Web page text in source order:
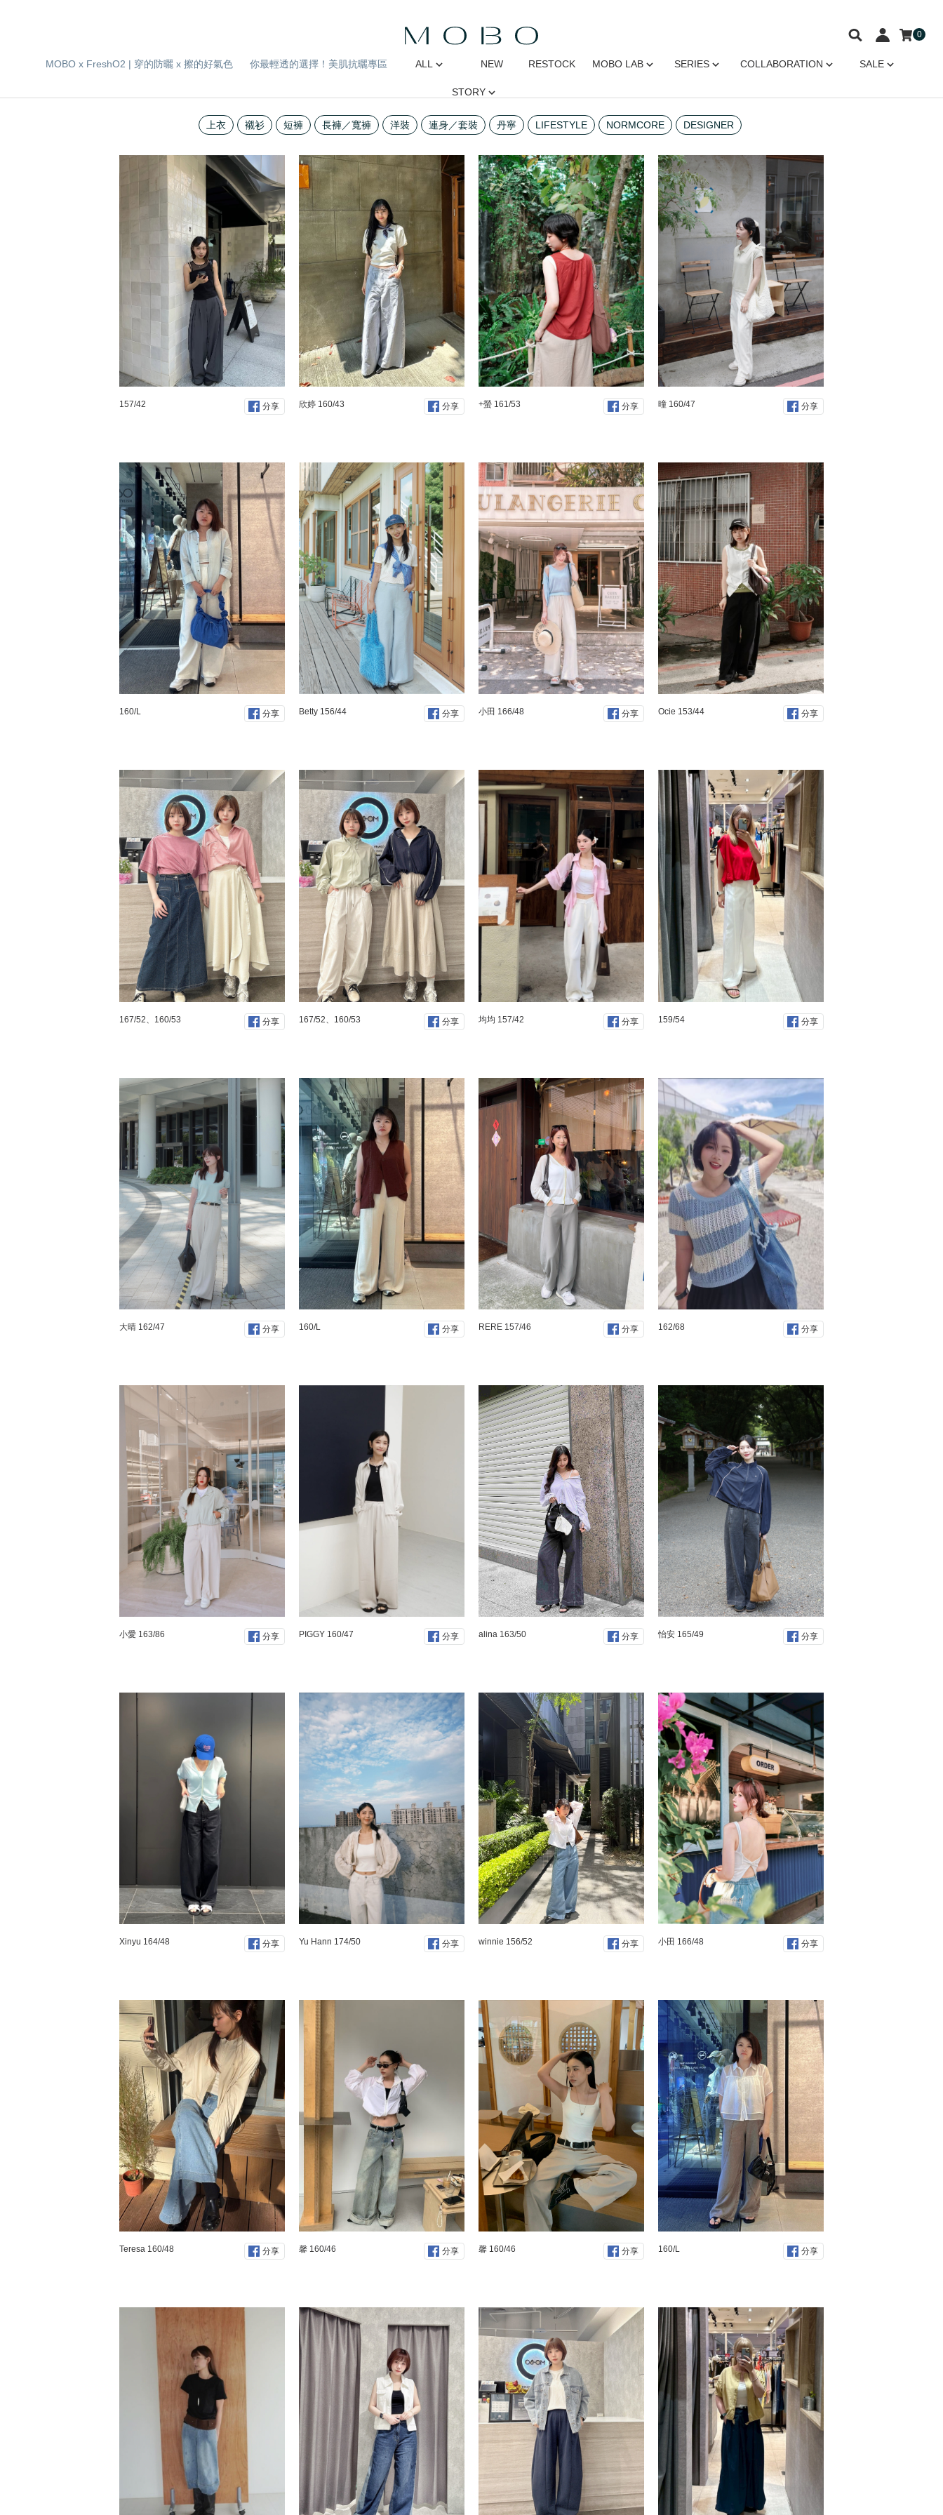
MOBO x FreshO2 | 穿的防曬 x 擦的好氣色 你最輕透的選擇！美肌抗曬專區 ALL NEW RESTOCK MOBO LAB SERIES COLLABORATION SALE
STORY
0
上衣 襯衫 短褲 長褲／寬褲 洋裝 連身／套裝 丹寧 LIFESTYLE NORMCORE DESIGNER
157/42 分享 欣婷 160/43 分享 +螢 161/53 分享 曈 160/47 分享
160/L 分享 Betty 156/44 分享 小田 166/48 分享 Ocie 153/44 分享
167/52、160/53 分享 167/52、160/53 分享 均均 157/42 分享 159/54 分享
大晴 162/47 分享 160/L 分享 RERE 157/46 分享 162/68 分享
小愛 163/86 分享 PIGGY 160/47 分享 alina 163/50 分享 怡安 165/49 分享
Xinyu 164/48 分享 Yu Hann 174/50 分享 winnie 156/52 分享 小田 166/48 分享
Teresa 160/48 分享 馨 160/46 分享 馨 160/46 分享 160/L 分享